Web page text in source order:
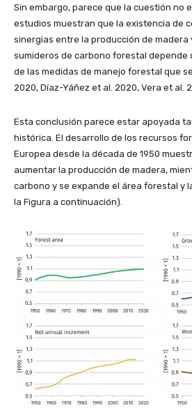
Sin embargo, parece que la cuestión no
estudios muestran que la existencia de
sinergias entre la producción de madera
sumideros de carbono forestal depende
de las medidas de manejo forestal que
2020, Díaz-Yáñez et al. 2020, Vera et al.
Esta conclusión parece estar apoyada
histórica. El desarrollo de los recursos
Europea desde la década de 1950
aumentar la producción de madera,
carbono y se expande el área forestal y
la Figura a continuación).